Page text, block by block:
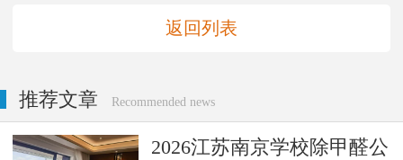
返回列表
推荐文章 Recommended news
2026江苏南京学校除甲醛公